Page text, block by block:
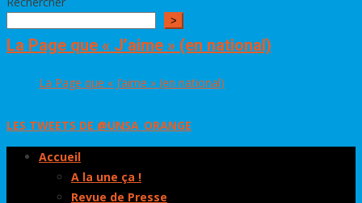
>
La Page que « J’aime » (en national)
La Page que « J’aime » (en national)
LES TWEETS DE @UNSA_ORANGE
Accueil
A la une ça !
Revue de Presse